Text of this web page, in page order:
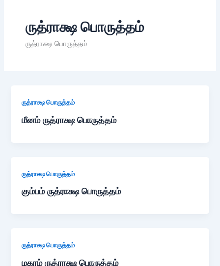
ருத்ராக்ஷ பொருத்தம்
ருத்ராக்ஷ பொருத்தம்
ருத்ராக்ஷ பொருத்தம்
மீனம் ருத்ராக்ஷ பொருத்தம்
ருத்ராக்ஷ பொருத்தம்
கும்பம் ருத்ராக்ஷ பொருத்தம்
ருத்ராக்ஷ பொருத்தம்
மகரம் ருத்ராக்ஷ பொருத்தம்